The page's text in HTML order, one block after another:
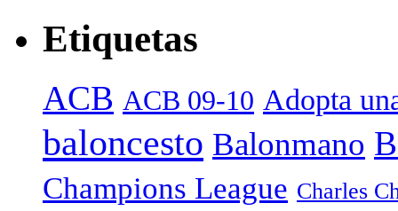
Etiquetas
ACB ACB 09-10 Adopta
baloncesto Balonmano
Champions League Charles